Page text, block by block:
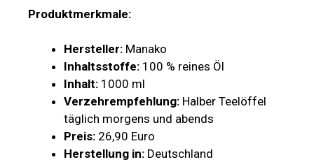
Produktmerkmale:
Hersteller: Manako
Inhaltsstoffe: 100 % reines Öl
Inhalt: 1000 ml
Verzehrempfehlung: Halber Teelöffel
täglich morgens und abends
Preis: 26,90 Euro
Herstellung in: Deutschland